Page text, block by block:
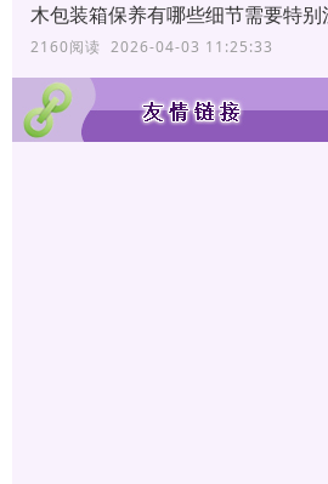
木包装箱保养有哪些细节需要特别
2160阅读 2026-04-03 11:25:33